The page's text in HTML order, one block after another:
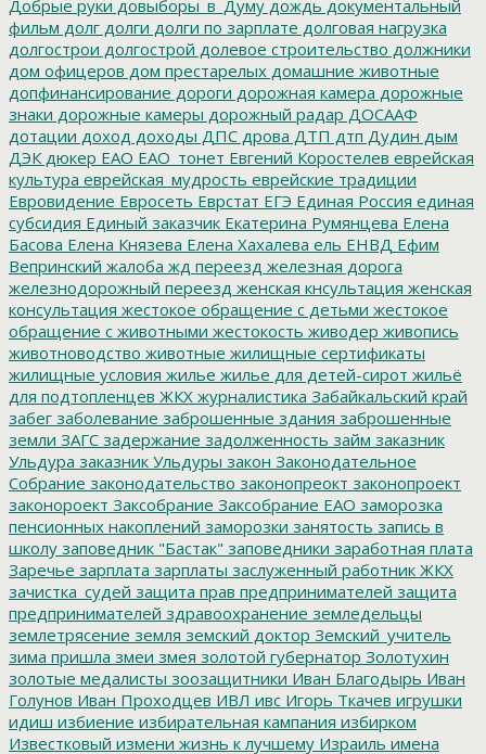
Добрые руки довыборы_в_Думу дождь документальный
фильм долг долги долги по зарплате долговая нагрузка
долгострои долгострой долевое строительство должники
дом офицеров дом престарелых домашние животные
допфинансирование дороги дорожная камера дорожные
знаки дорожные камеры дорожный радар ДОСААФ
дотации доход доходы ДПС дрова ДТП дтп Дудин дым
ДЭК дюкер ЕАО ЕАО_тонет Евгений Коростелев еврейская
культура еврейская_мудрость еврейские традиции
Евровидение Евросеть Еврстат ЕГЭ Единая Россия единая
субсидия Единый заказчик Екатерина Румянцева Елена
Басова Елена Князева Елена Хахалева ель ЕНВД Ефим
Вепринский жалоба жд переезд железная дорога
железнодорожный переезд женская кнсультация женская
консультация жестокое обращение с детьми жестокое
обращение с животными жестокость живодер живопись
животноводство животные жилищные сертификаты
жилищные условия жилье жилье для детей-сирот жильё
для подтопленцев ЖКХ журналистика Забайкальский край
забег заболевание заброшенные здания заброшенные
земли ЗАГС задержание задолженность займ заказник
Ульдура заказник Ульдуры закон Законодательное
Собрание законодательство законопреокт законопроект
законороект Заксобрание Заксобрание ЕАО заморозка
пенсионных накоплений заморозки занятость запись в
школу заповедник "Бастак" заповедники заработная плата
Заречье зарплата зарплаты заслуженный работник ЖКХ
зачистка_судей защита прав предпринимателей защита
предпринимателей здравоохранение земледельцы
землетрясение земля земский доктор Земский_учитель
зима пришла змеи змея золотой губернатор Золотухин
золотые медалисты зоозащитники Иван Благодырь Иван
Голунов Иван Проходцев ИВЛ ивс Игорь Ткачев игрушки
идиш избиение избирательная кампания избирком
Известковый измени жизнь к лучшему Израиль имена